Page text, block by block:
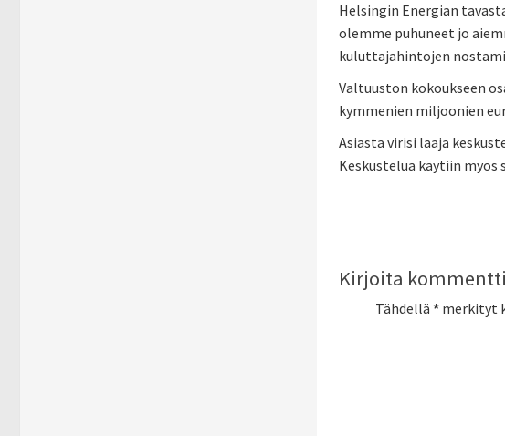
Helsingin Energian
olemme puhuneet jo
kuluttajahintojen
Valtuuston kokoukseen
kymmenien miljoonien
Asiasta virisi laaja
Keskustelua käytiin
Kirjoita kommentti
Tähdellä * merkityt